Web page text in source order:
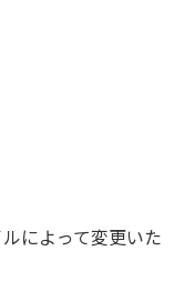
によって変更いた